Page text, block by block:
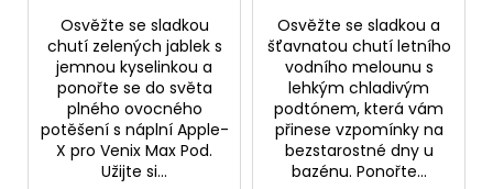
Osvěžte se sladkou
chutí zelených jablek s
jemnou kyselinkou a
ponořte se do světa
plného ovocného
potěšení s náplní Apple-
X pro Venix Max Pod.
Užijte si...
Osvěžte se sladkou a
šťavnatou chutí letního
vodního melounu s
lehkým chladivým
podtónem, která vám
přinese vzpomínky na
bezstarostné dny u
bazénu. Ponořte...